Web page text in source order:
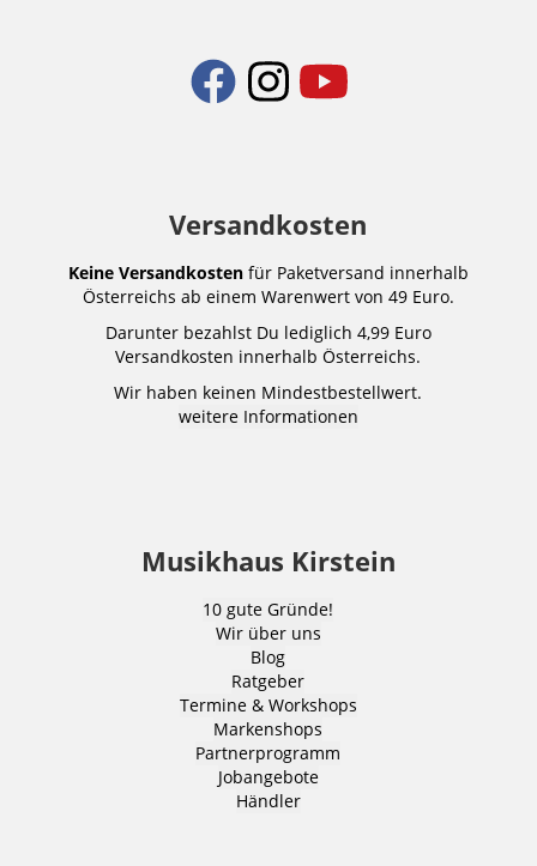
Versandkosten
Keine Versandkostenfür Paketversand innerhalb
Österreichs ab einem Warenwert von 49 Euro.
Darunter bezahlst Du lediglich 4,99 Euro
Versandkosten innerhalb Österreichs.
Wir haben keinen Mindestbestellwert.
weitere Informationen
Musikhaus Kirstein
10 gute Gründe!
Wir über uns
Blog
Ratgeber
Termine & Workshops
Markenshops
Partnerprogramm
Jobangebote
Händler